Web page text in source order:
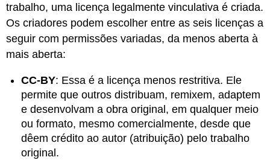
trabalho, uma licença legalmente vinculativa é criada.
Os criadores podem escolher entre as seis licenças a
seguir com permissões variadas, da menos aberta à
mais aberta:
CC-BY: Essa é a licença menos restritiva. Ele
permite que outros distribuam, remixem, adaptem
e desenvolvam a obra original, em qualquer meio
ou formato, mesmo comercialmente, desde que
dêem crédito ao autor (atribuição) pelo trabalho
original.